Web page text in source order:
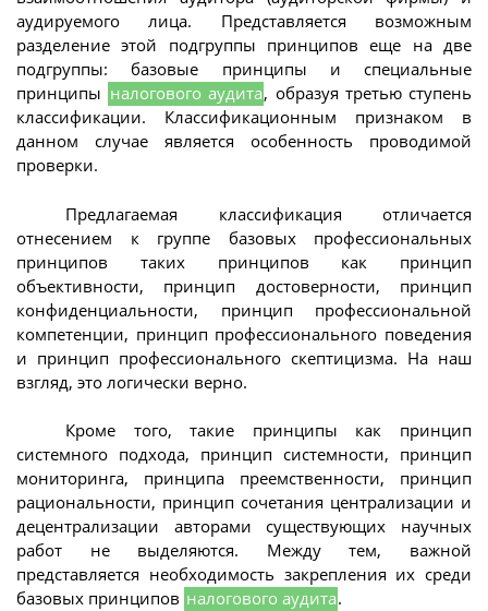
аудируемого лица. Представляется возможным
разделение этой подгруппы принципов еще на две
подгруппы: базовые принципы и специальные
принципы налогового аудита, образуя третью ступень
классификации. Классификационным признаком в
данном случае является особенность проводимой
проверки.
Предлагаемая классификация отличается
отнесением к группе базовых профессиональных
принципов таких принципов как принцип
объективности, принцип достоверности, принцип
конфиденциальности, принцип профессиональной
компетенции, принцип профессионального поведения
и принцип профессионального скептицизма. На наш
взгляд, это логически верно.
Кроме того, такие принципы как принцип
системного подхода, принцип системности, принцип
мониторинга, принципа преемственности, принцип
рациональности, принцип сочетания централизации и
децентрализации авторами существующих научных
работ не выделяются. Между тем, важной
представляется необходимость закрепления их среди
базовых принципов налогового аудита.